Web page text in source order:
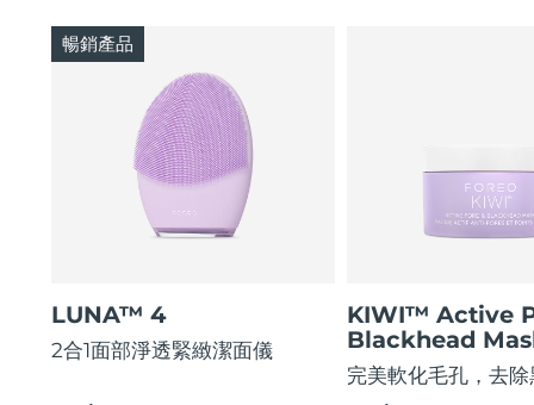
LUNA™ 4
2合1面部淨透緊緻潔面儀
暢銷產品
KIWI™ Active
Blackhead
完美軟化毛孔，去